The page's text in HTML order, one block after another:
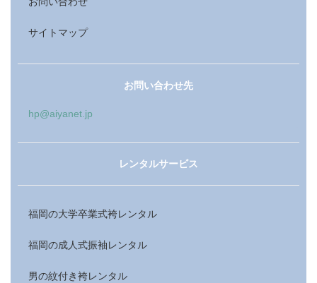
サイトマップ
お問い合わせ先
hp@aiyanet.jp
レンタルサービス
福岡の大学卒業式袴レンタル
福岡の成人式振袖レンタル
男の紋付き袴レンタル